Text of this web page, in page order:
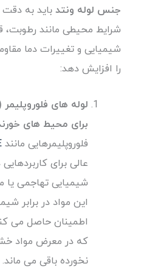
جنس لوله ونتد باید به دقت
شرایط محیطی مانند رطوبت،
شیمیایی و تغییرات دما
را افزایش دهد:
برای محیط های
فلوروپلیمرهایی مانند
عالی برای
شیمیایی تهاجمی
این مواد در برابر
اطمینان حاصل می
که در معرض مواد
نخورده باقی می ماند.